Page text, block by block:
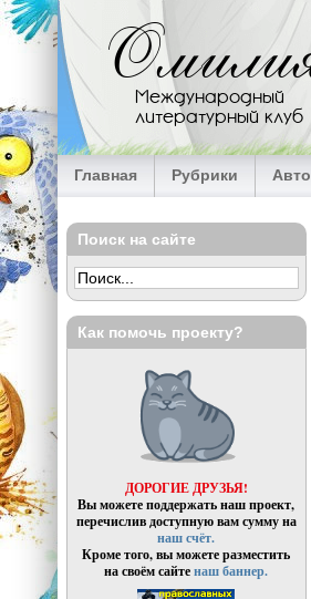
Перейти к основному содержанию
Международный
литературный клуб
Главная Рубрики
Поиск на сайте
Как помочь проекту?
ДОРОГИЕ ДРУЗЬЯ!
Вы можете поддержать наш проект,
перечислив доступную вам сумму на
наш счёт.
Кроме того, вы можете разместить
на своём сайтенаш баннер.